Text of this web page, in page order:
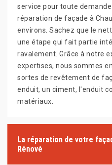
service pour toute
réparation de façade à
environs. Sachez que le
une étape qui fait partie
ravalement. Grâce à notre
expertises, nous sommes
sortes de revêtement de
enduit, un ciment, l'enduit
matériaux.
La réparation de votre
Rénové